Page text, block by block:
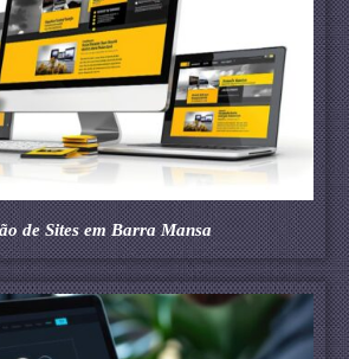
de Sites em Barra Mansa